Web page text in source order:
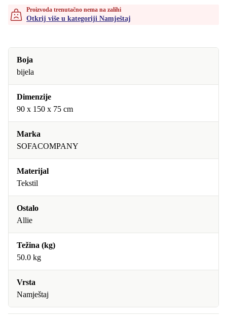
Proizvoda trenutačno nema na zalihi
Otkrij više u kategoriji Namještaj
Boja
bijela
Dimenzije
90 x 150 x 75 cm
Marka
SOFACOMPANY
Materijal
Tekstil
Ostalo
Allie
Težina (kg)
50.0 kg
Vrsta
Namještaj